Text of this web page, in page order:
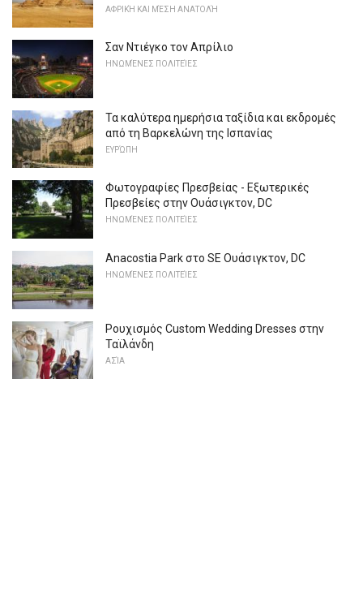
ΑΦΡΙΚΉ ΚΑΙ ΜΈΣΗ ΑΝΑΤΟΛΉ
Σαν Ντιέγκο τον Απρίλιο
ΗΝΩΜΈΝΕΣ ΠΟΛΙΤΕΊΕΣ
Τα καλύτερα ημερήσια ταξίδια και εκδρομές
από τη Βαρκελώνη της Ισπανίας
ΕΥΡΏΠΗ
Φωτογραφίες Πρεσβείας - Εξωτερικές
Πρεσβείες στην Ουάσιγκτον, DC
ΗΝΩΜΈΝΕΣ ΠΟΛΙΤΕΊΕΣ
Anacostia Park στο SE Ουάσιγκτον, DC
ΗΝΩΜΈΝΕΣ ΠΟΛΙΤΕΊΕΣ
Ρουχισμός Custom Wedding Dresses στην
Ταϊλάνδη
ΑΣΊΑ